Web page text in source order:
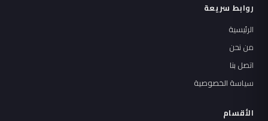
روابط سريعة
الرئيسية
من نحن
اتصل بنا
سياسة الخصوصية
الأقسام